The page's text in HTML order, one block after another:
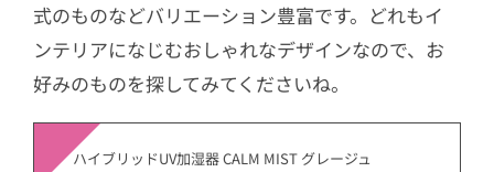
式のものなどバリエーション豊富です。どれもイ
ンテリアになじむおしゃれなデザインなので、お
好みのものを探してみてくださいね。
ハイブリッドUV加湿器 CALM MIST グレージュ